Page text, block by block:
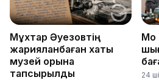
Мұхтар Әуезовтің
жарияланбаған хаты
музей қорына
тапсырылды
Мо
24